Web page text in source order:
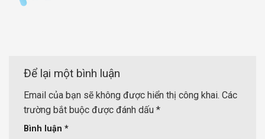
Để lại một bình luận
Email của bạn sẽ không được hiển thị công khai. Các
trường bắt buộc được đánh dấu *
Bình luận *